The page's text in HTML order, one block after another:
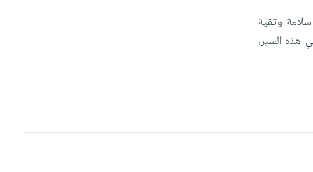
وتقية
هذه السير،